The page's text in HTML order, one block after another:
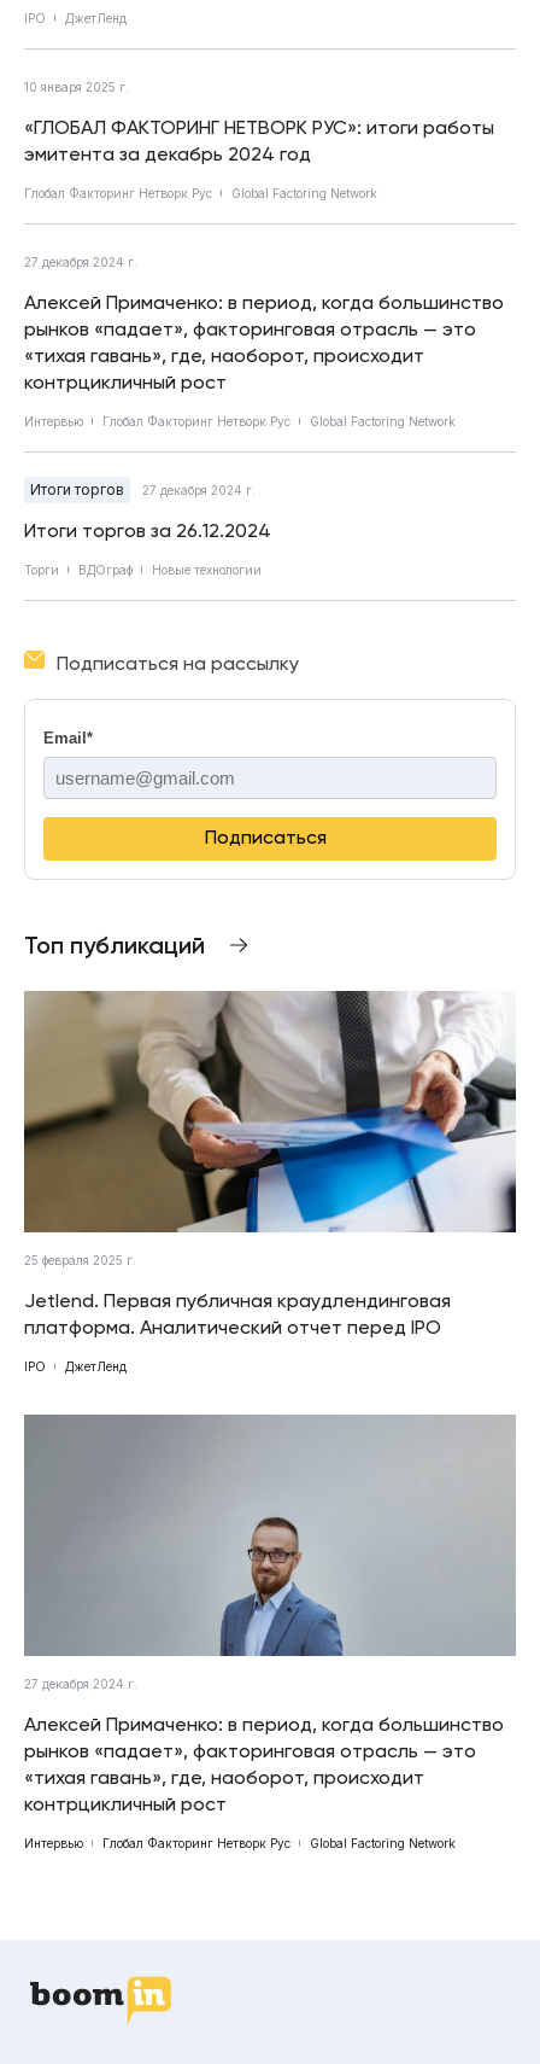
IPO ДжетЛенд
10 января 2025 г.
«ГЛОБАЛ ФАКТОРИНГ НЕТВОРК РУС»: итоги работы
эмитента за декабрь 2024 год
Глобал Факторинг Нетворк Рус Global Factoring Network
27 декабря 2024 г.
Алексей Примаченко: в период, когда большинство
рынков «падает», факторинговая отрасль — это
«тихая гавань», где, наоборот, происходит
контрцикличный рост
Интервью Глобал Факторинг Нетворк Рус Global Factoring Network
Итоги торгов 27 декабря 2024 г.
Итоги торгов за 26.12.2024
Торги ВДОграф Новые технологии
Подписаться на рассылку
Email *
Подписаться
Топ публикаций
25 февраля 2025 г.
Jetlend. Первая публичная краудлендинговая
платформа. Аналитический отчет перед IPO
IPO ДжетЛенд
27 декабря 2024 г.
Алексей Примаченко: в период, когда большинство
рынков «падает», факторинговая отрасль — это
«тихая гавань», где, наоборот, происходит
контрцикличный рост
Интервью Глобал Факторинг Нетворк Рус Global Factoring Network